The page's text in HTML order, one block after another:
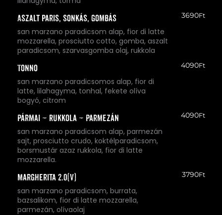
Aszalt paris, sonkás, gombás
san marzano paradicsom alap, fior di latte
mozzarella, prosciutto cotto, gomba, aszalt
paradicsom, szarvasgomba olaj, rukkola
3690Ft
Tonno
san marzano paradicsomos alap, fior di
latte, lilahagyma, tonhal, fekete olíva
bogyó, citrom
4090Ft
Pármai – Rukkola – Parmezán
san marzano paradicsom alap, parmezán
sajt, prosciutto crudo, koktélparadicsom,
borsmustár azaz rukkola, fior di latte
mozzarella.
4090Ft
Margherita 2.0(V)
san marzano paradicsom, burrata,
bazsalikom, fior di latte mozzarella,
parmezán, olívaolaj
3790Ft